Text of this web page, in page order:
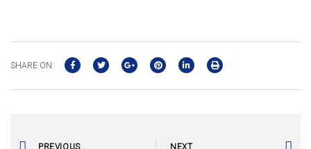
SHARE ON:
PREVIOUS NEXT